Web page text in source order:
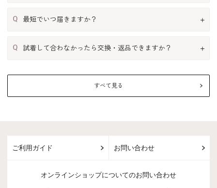
Q 最短でいつ届きますか？
Q 試着して合わなかったら交換・返品できますか？
すべて見る
ご利用ガイド お問い合わせ
オンラインショップについてのお問い合わせ